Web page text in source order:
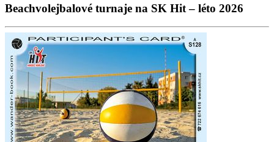
Beachvolejbalové turnaje na SK Hit – léto 2026